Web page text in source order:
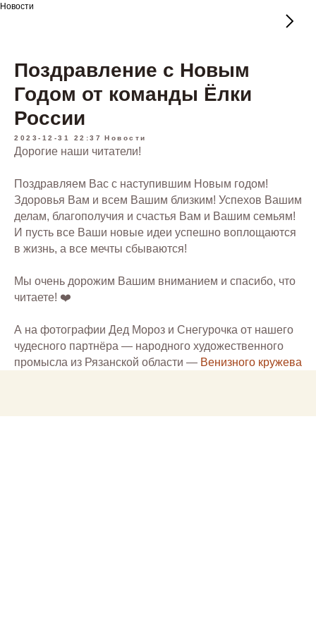
Новости
Поздравление с Новым
Годом от команды Ёлки
России
2023-12-31 22:37 Новости
Дорогие наши читатели!
Поздравляем Вас с наступившим Новым годом!
Здоровья Вам и всем Вашим близким! Успехов Вашим
делам, благополучия и счастья Вам и Вашим семьям!
И пусть все Ваши новые идеи успешно воплощаются
в жизнь, а все мечты сбываются!
Мы очень дорожим Вашим вниманием и спасибо, что
читаете! ❤️
А на фотографии Дед Мороз и Снегурочка от нашего
чудесного партнёра — народного художественного
промысла из Рязанской области — Венизного кружева